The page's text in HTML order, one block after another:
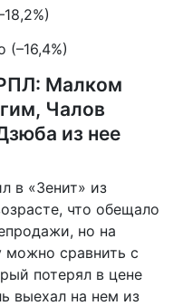
(–16,4%)
Малком
Чалов
из нее
в «Зенит» из
что обещало
но на
можно сравнить с
потерял в цене
выехал на нем из